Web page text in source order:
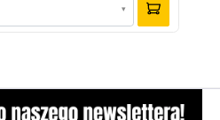
▾